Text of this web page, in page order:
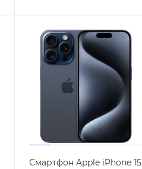
Смартфон Apple iPhone 15